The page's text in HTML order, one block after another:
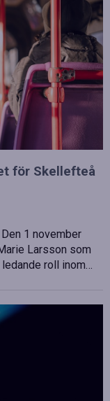
för Skellefteå
1 november
Larsson som
roll inom…